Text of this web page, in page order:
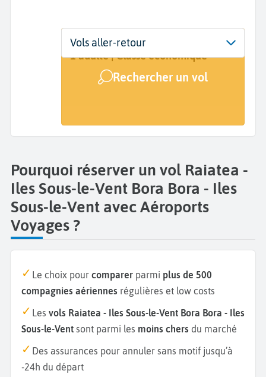
Départ
Raiatea (RFP)
Dates
Dates de votre voyage
Voyageurs | Classe
1 adulte | Classe économique
Rechercher un vol
Vols aller-retour
Pourquoi réserver un vol Raiatea -
Iles Sous-le-Vent Bora Bora - Iles
Sous-le-Vent avec Aéroports
Voyages ?
Le choix pour comparer parmi plus de 500
compagnies aériennes régulières et low costs
Les vols Raiatea - Iles Sous-le-Vent Bora Bora - Iles
Sous-le-Vent sont parmi les moins chers du marché
Des assurances pour annuler sans motif jusqu’à
-24h du départ